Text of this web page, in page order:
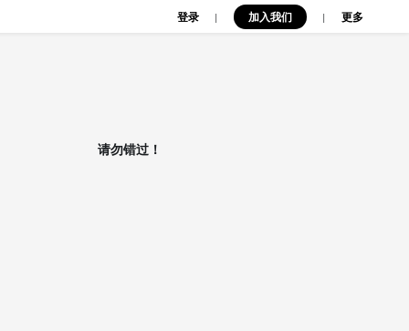
登录 | 加入我们 | 更多
请勿错过！